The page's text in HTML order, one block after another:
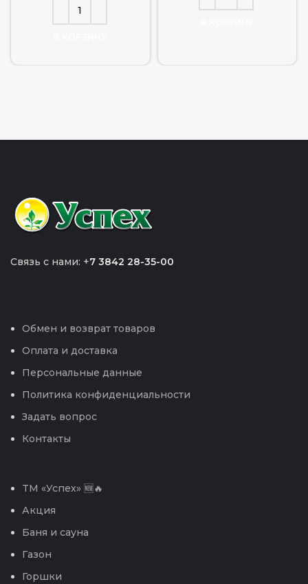
Связь с нами: +7 3842 28-35-00
Обмен и возврат товаров
Оплата и доставка
Персональные данные
Политика конфиденциальности
Задать вопрос
Контакты
TM «Успех» 🆕🔥
Акция
Баня и сауна
Газон
Горшки